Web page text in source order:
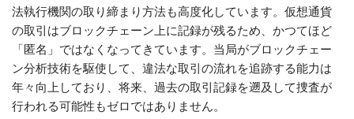
法執行機関の取り締まり方法も高度化しています。仮想通貨
の取引はブロックチェーン上に記録が残るため、かつてほど
「匿名」ではなくなってきています。当局がブロックチェー
ン分析技術を駆使して、違法な取引の流れを追跡する能力は
年々向上しており、将来、過去の取引記録を遡及して捜査が
行われる可能性もゼロではありません。